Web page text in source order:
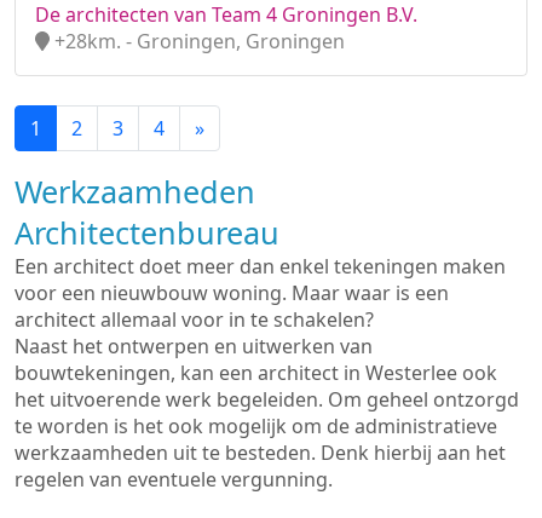
De architecten van Team 4 Groningen B.V.
+28km. - Groningen, Groningen
1 2 3 4 »
Werkzaamheden
Architectenbureau
Een architect doet meer dan enkel tekeningen maken
voor een nieuwbouw woning. Maar waar is een
architect allemaal voor in te schakelen?
Naast het ontwerpen en uitwerken van
bouwtekeningen, kan een architect in Westerlee ook
het uitvoerende werk begeleiden. Om geheel ontzorgd
te worden is het ook mogelijk om de administratieve
werkzaamheden uit te besteden. Denk hierbij aan het
regelen van eventuele vergunning.